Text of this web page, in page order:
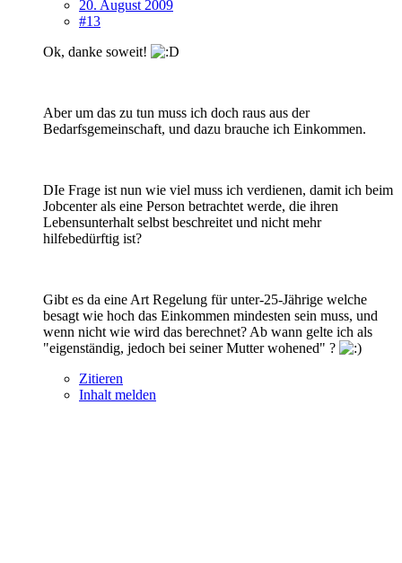
20. August 2009
#13
Ok, danke soweit!
Aber um das zu tun muss ich doch raus aus der
Bedarfsgemeinschaft, und dazu brauche ich Einkommen.
DIe Frage ist nun wie viel muss ich verdienen, damit ich beim
Jobcenter als eine Person betrachtet werde, die ihren
Lebensunterhalt selbst beschreitet und nicht mehr
hilfebedürftig ist?
Gibt es da eine Art Regelung für unter-25-Jährige welche
besagt wie hoch das Einkommen mindesten sein muss, und
wenn nicht wie wird das berechnet? Ab wann gelte ich als
"eigenständig, jedoch bei seiner Mutter wohened" ?
Zitieren
Inhalt melden